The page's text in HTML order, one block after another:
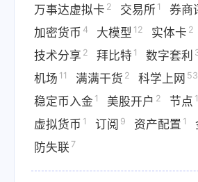
万事达虚拟卡 2 交易所 1 券商
加密货币 4 大模型 12 实体卡 2
技术分享 2 拜比特 1 数字套利
机场 11 满满干货 2 科学上网 53
稳定币入金 1 美股开户 2 节点
虚拟货币 1 订阅 9 资产配置 1
防失联 7